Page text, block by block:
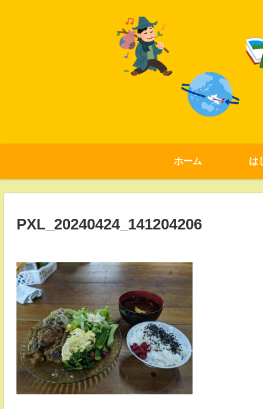
ホーム は
PXL_20240424_141204206